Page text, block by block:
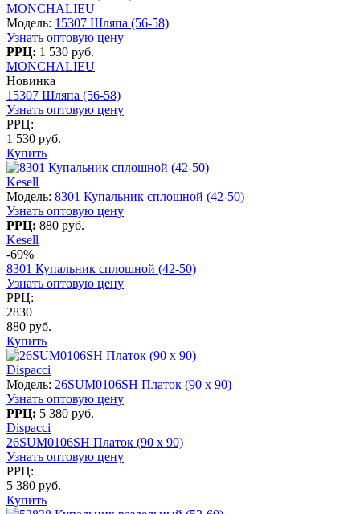
MONCHALIEU
Модель: 15307 Шляпа (56-58)
Узнать оптовую цену
РРЦ: 1 530 руб.
MONCHALIEU
Новинка
15307 Шляпа (56-58)
Узнать оптовую цену
РРЦ:
1 530 руб.
Купить
Kesell
Модель: 8301 Купальник сплошной (42-50)
Узнать оптовую цену
РРЦ: 880 руб.
Kesell
-69%
8301 Купальник сплошной (42-50)
Узнать оптовую цену
РРЦ:
2830
880 руб.
Купить
Dispacci
Модель: 26SUM0106SH Платок (90 х 90)
Узнать оптовую цену
РРЦ: 5 380 руб.
Dispacci
26SUM0106SH Платок (90 х 90)
Узнать оптовую цену
РРЦ:
5 380 руб.
Купить